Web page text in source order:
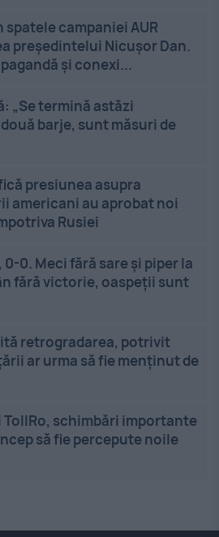
spatele campaniei AUR
președintelui Nicușor Dan.
și conexi...
„Se termină astăzi
barje, sunt măsuri de
presiunea asupra
americani au aprobat noi
Rusiei
0-0. Meci fără sare și piper la
fără victorie, oaspeții sunt
retrogradarea, potrivit
ar urma să fie menținut de
TollRo, schimbări importante
să fie percepute noile